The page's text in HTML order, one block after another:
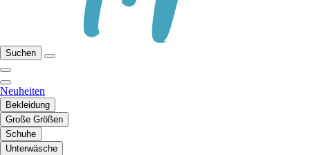
Suchen
Neuheiten
Bekleidung
Große Größen
Schuhe
Unterwäsche